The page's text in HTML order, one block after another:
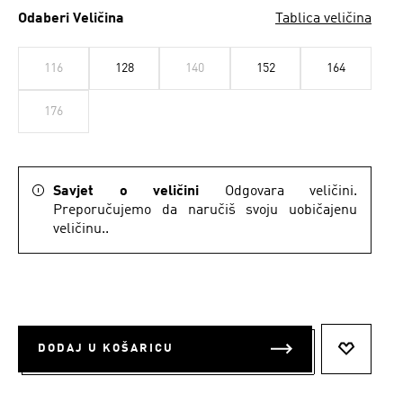
Odaberi Veličina Tablica veličina
116 128 140 152 164
176
Savjet o veličini Odgovara veličini.
Preporučujemo da naručiš svoju uobičajenu
veličinu..
DODAJ U KOŠARICU